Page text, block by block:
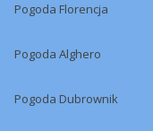
Pogoda Florencja
Pogoda Alghero
Pogoda Dubrownik